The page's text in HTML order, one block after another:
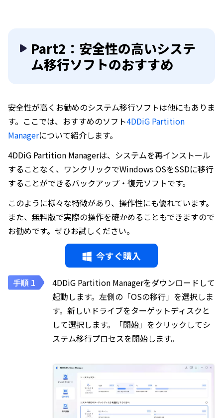
Part2：安全性の高いシステ
ム移行ソフトのおすすめ
安全性が高くお勧めのシステム移行ソフトは他にもありま
す。ここでは、おすすめのソフト4DDiG Partition
Managerについて紹介します。
4DDiG Partition Managerは、システムを再インストール
することなく、ワンクリックでWindows OSをSSDに移行
することができるバックアップ・復元ソフトです。
このように様々な特徴があり、操作性にも優れています。
また、無料版で実際の操作を確かめることもできますので
お勧めです。ぜひお試しください。
今すぐ購入
4DDiG Partition Managerをダウンロードして
起動します。左側の「OSの移行」を選択しま
す。新しいドライブをターゲットディスクと
して選択します。「開始」をクリックしてシ
ステム移行プロセスを開始します。